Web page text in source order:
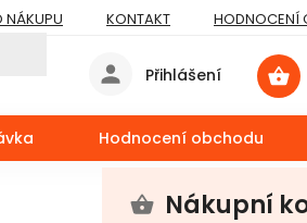
NÁKUPU KONTAKT HODNOCENÍ
Přihlášení
Hodnocení obchodu
Nákupní